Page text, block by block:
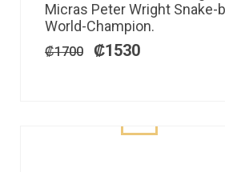
Micras Peter Wright Snake-
World-Champion.
₡1700
era:
₡1700.
₡1530
es:
₡1530.